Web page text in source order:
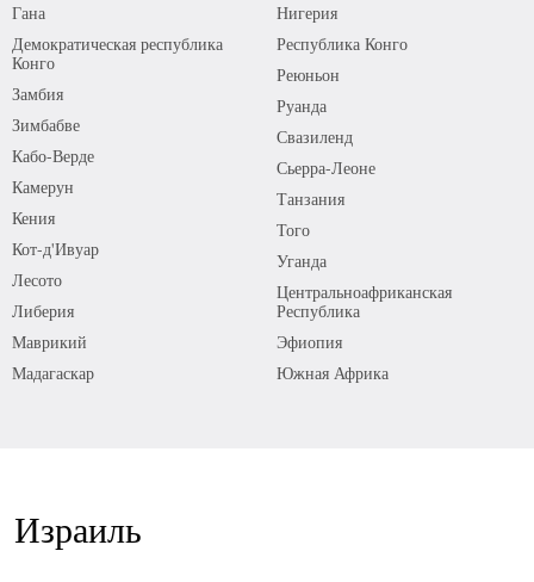
Гана
Демократическая республика
Конго
Замбия
Зимбабве
Кабо-Верде
Камерун
Кения
Кот-д'Ивуар
Лесото
Либерия
Маврикий
Мадагаскар
Нигерия
Республика Конго
Реюньон
Руанда
Свазиленд
Сьерра-Леоне
Танзания
Того
Уганда
Центральноафриканская
Республика
Эфиопия
Южная Африка
Израиль